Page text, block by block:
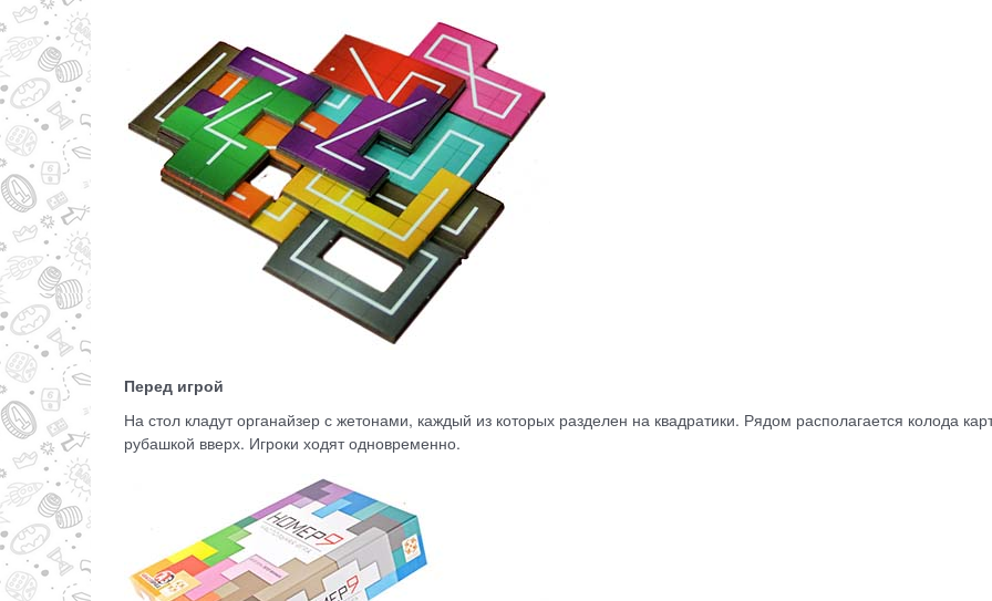
Перед игрой
На стол кладут органайзер с жетонами, каждый из которых разделен на квадратики. Рядом располагается колода
рубашкой вверх. Игроки ходят одновременно.